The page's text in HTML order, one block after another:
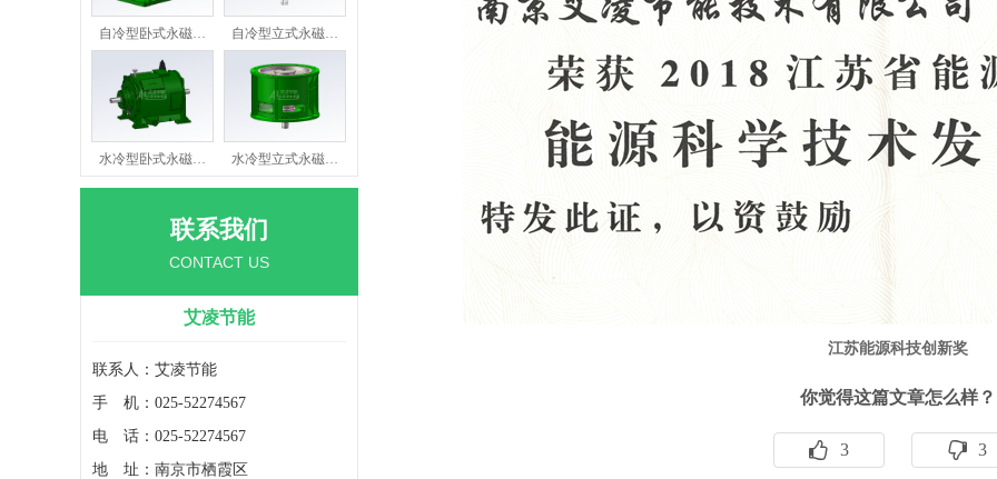
自冷型卧式永磁… 自冷型立式永磁…
水冷型卧式永磁… 水冷型立式永磁…
联系我们
CONTACT US
艾凌节能
联系人：艾凌节能
手 机：025-52274567
电 话：025-52274567
地 址：南京市栖霞区
江苏能源科技创新奖
你觉得这篇文章怎么样？
3 3